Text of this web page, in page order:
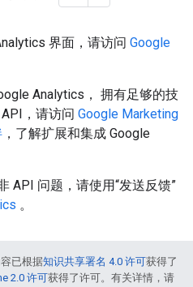
界面，请访问 Google
Analytics， 拥有足够的技
，请访问 Google Marketing
，了解扩展和集成 Google
API 问题，请使用“发送反馈”
。
已根据知识共享署名 4.0 许可获得了
2.0 许可获得了许可。有关详情，请